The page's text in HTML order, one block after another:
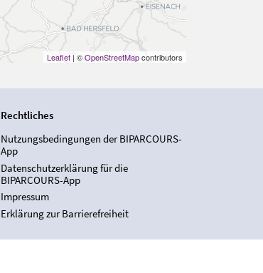
Leaflet| ©OpenStreetMapcontributors
Rechtliches
Nutzungsbedingungen der BIPARCOURS-
App
Datenschutzerklärung für die
BIPARCOURS-App
Impressum
Erklärung zur Barrierefreiheit